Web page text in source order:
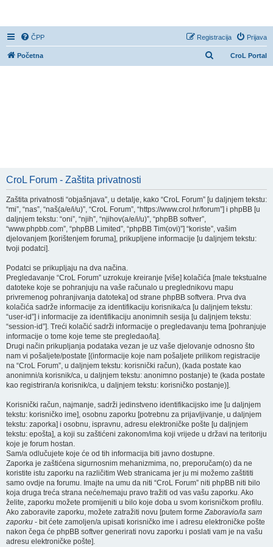
ČPP Prijava
Registracija
CroL Portal
Početna
CroL Forum - Zaštita privatnosti
Zaštita privatnosti “objašnjava”, u detalje, kako “CroL Forum” [u daljnjem tekstu:
“mi”, “nas”, “naš(a/e/i/u)”, “CroL Forum”, “https://www.crol.hr/forum”] i phpBB [u
daljnjem tekstu: “oni”, “njih”, “njihov(a/e/i/u)”, “phpBB softver”,
“www.phpbb.com”, “phpBB Limited”, “phpBB Tim(ovi)”] “koriste”, vašim
djelovanjem [korištenjem foruma], prikupljene informacije [u daljnjem tekstu:
tvoji podatci].
Podatci se prikupljaju na dva načina.
Pregledavanje “CroL Forum” uzrokuje kreiranje [više] kolačića [male tekstualne
datoteke koje se pohranjuju na vaše računalo u preglednikovu mapu
privremenog pohranjivanja datoteka] od strane phpBB softvera. Prva dva
kolačića sadrže informacije za identifikaciju korisnika/ca [u daljnjem tekstu:
“user-id”] i informacije za identifikaciju anonimnih sesija [u daljnjem tekstu:
“session-id”]. Treći kolačić sadrži informacije o pregledavanju tema [pohranjuje
informacije o tome koje teme ste pregledao/la].
Drugi način prikupljanja podataka vezan je uz vaše djelovanje odnosno što
nam vi pošaljete/postate [(informacije koje nam pošaljete prilikom registracije
na “CroL Forum”, u daljnjem tekstu: korisnički račun), (kada postate kao
anonimni/a korisnik/ca, u daljnjem tekstu: anonimno postanje) te (kada postate
kao registriran/a korisnik/ca, u daljnjem tekstu: korisničko postanje)].
Korisnički račun, najmanje, sadrži jedinstveno identifikacijsko ime [u daljnjem
tekstu: korisničko ime], osobnu zaporku [potrebnu za prijavljivanje, u daljnjem
tekstu: zaporka] i osobnu, ispravnu, adresu elektroničke pošte [u daljnjem
tekstu: epošta], a koji su zaštićeni zakonom/ima koji vrijede u državi na teritoriju
koje je forum hostan.
Sam/a odlučujete koje će od tih informacija biti javno dostupne.
Zaporka je zaštićena sigurnosnim mehanizmima, no, preporučam(o) da ne
koristite istu zaporku na različitim Web stranicama jer ju mi možemo zaštititi
samo ovdje na forumu. Imajte na umu da niti “CroL Forum” niti phpBB niti bilo
koja druga treća strana neće/nemaju pravo tražiti od vas vašu zaporku. Ako
želite, zaporku možete promijeniti u bilo koje doba u svom korisničkom profilu.
Ako zaboravite zaporku, možete zatražiti novu [putem formeZaboravio/la sam
zaporku - bit ćete zamoljen/a upisati korisničko ime i adresu elektroničke pošte
nakon čega će phpBB softver generirati novu zaporku i poslati vam je na vašu
adresu elektroničke pošte].